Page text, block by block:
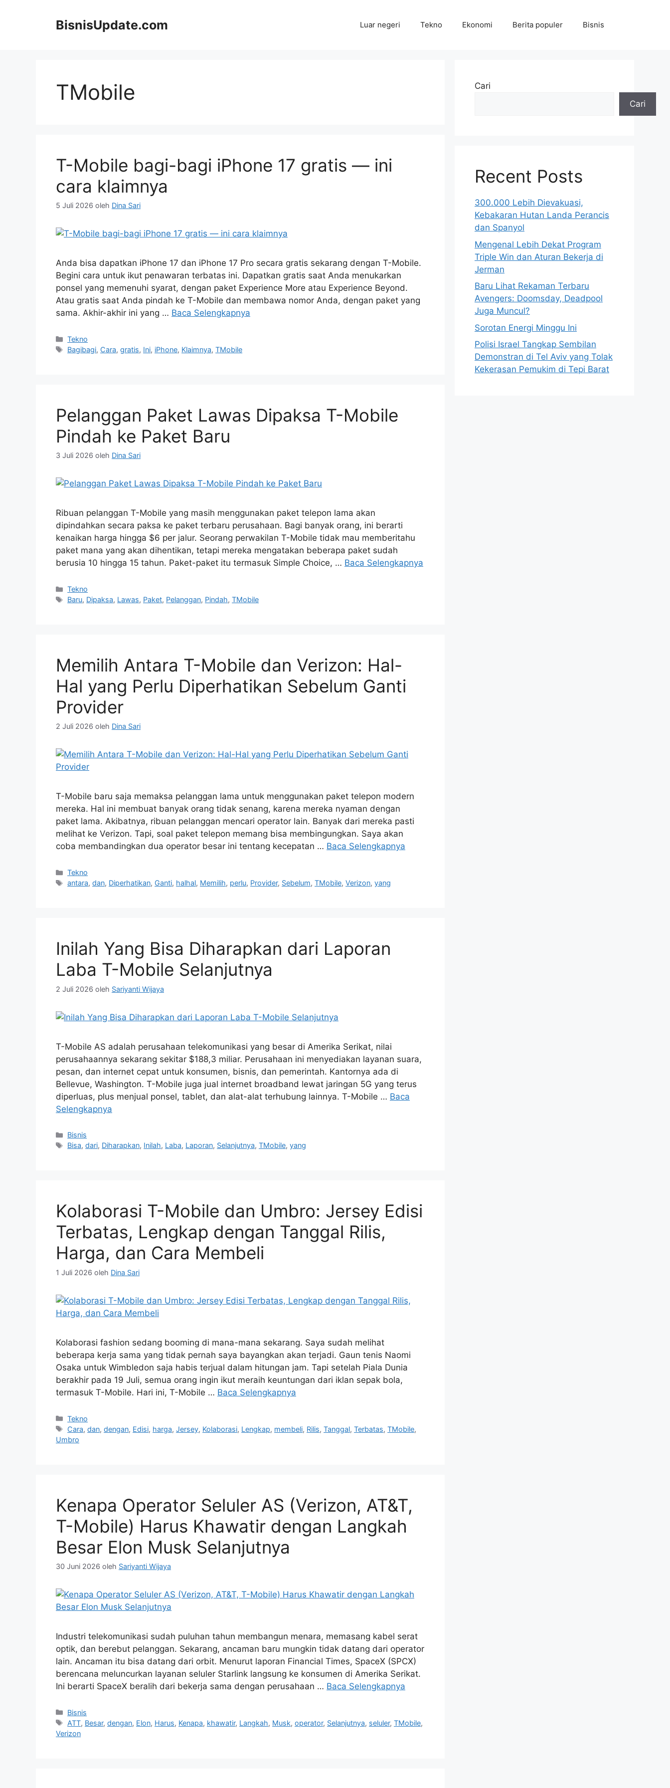
BisnisUpdate.com Luar negeri Tekno Ekonomi Berita populer Bisnis
TMobile
T-Mobile bagi-bagi iPhone 17 gratis — ini
cara klaimnya
5 Juli 2026 oleh Dina Sari
Anda bisa dapatkan iPhone 17 dan iPhone 17 Pro secara gratis sekarang dengan T-Mobile.
Begini cara untuk ikut penawaran terbatas ini. Dapatkan gratis saat Anda menukarkan
ponsel yang memenuhi syarat, dengan paket Experience More atau Experience Beyond.
Atau gratis saat Anda pindah ke T-Mobile dan membawa nomor Anda, dengan paket yang
sama. Akhir-akhir ini yang … Baca Selengkapnya
Kategori
Tekno
Tag
Bagibagi, Cara,gratis, Ini, iPhone, Klaimnya,TMobile
Pelanggan Paket Lawas Dipaksa T-Mobile
Pindah ke Paket Baru
3 Juli 2026 oleh Dina Sari
Ribuan pelanggan T-Mobile yang masih menggunakan paket telepon lama akan
dipindahkan secara paksa ke paket terbaru perusahaan. Bagi banyak orang, ini berarti
kenaikan harga hingga $6 per jalur. Seorang perwakilan T-Mobile tidak mau memberitahu
paket mana yang akan dihentikan, tetapi mereka mengatakan beberapa paket sudah
berusia 10 hingga 15 tahun. Paket-paket itu termasuk Simple Choice, … Baca Selengkapnya
Kategori
Tekno
Tag
Baru, Dipaksa, Lawas, Paket, Pelanggan, Pindah,TMobile
Memilih Antara T-Mobile dan Verizon: Hal-
Hal yang Perlu Diperhatikan Sebelum Ganti
Provider
2 Juli 2026 oleh Dina Sari
T-Mobile baru saja memaksa pelanggan lama untuk menggunakan paket telepon modern
mereka. Hal ini membuat banyak orang tidak senang, karena mereka nyaman dengan
paket lama. Akibatnya, ribuan pelanggan mencari operator lain. Banyak dari mereka pasti
melihat ke Verizon. Tapi, soal paket telepon memang bisa membingungkan. Saya akan
coba membandingkan dua operator besar ini tentang kecepatan … Baca Selengkapnya
Kategori
Tekno
Tag
antara,dan, Diperhatikan, Ganti, halhal, Memilih, perlu, Provider, Sebelum,TMobile,Verizon,yang
Inilah Yang Bisa Diharapkan dari Laporan
Laba T-Mobile Selanjutnya
2 Juli 2026 oleh Sariyanti Wijaya
T-Mobile AS adalah perusahaan telekomunikasi yang besar di Amerika Serikat, nilai
perusahaannya sekarang sekitar $188,3 miliar. Perusahaan ini menyediakan layanan suara,
pesan, dan internet cepat untuk konsumen, bisnis, dan pemerintah. Kantornya ada di
Bellevue, Washington. T-Mobile juga jual internet broadband lewat jaringan 5G yang terus
diperluas, plus menjual ponsel, tablet, dan alat-alat terhubung lainnya. T-Mobile … Baca
Selengkapnya
Kategori
Bisnis
Tag
Bisa,dari, Diharapkan, Inilah, Laba, Laporan, Selanjutnya,TMobile,yang
Kolaborasi T-Mobile dan Umbro: Jersey Edisi
Terbatas, Lengkap dengan Tanggal Rilis,
Harga, dan Cara Membeli
1 Juli 2026 oleh Dina Sari
Kolaborasi fashion sedang booming di mana-mana sekarang. Saya sudah melihat
beberapa kerja sama yang tidak pernah saya bayangkan akan terjadi. Gaun tenis Naomi
Osaka untuk Wimbledon saja habis terjual dalam hitungan jam. Tapi setelah Piala Dunia
berakhir pada 19 Juli, semua orang ingin ikut meraih keuntungan dari iklan sepak bola,
termasuk T-Mobile. Hari ini, T-Mobile … Baca Selengkapnya
Kategori
Tekno
Tag
Cara,dan,dengan, Edisi, harga,Jersey, Kolaborasi, Lengkap, membeli, Rilis,Tanggal,Terbatas,TMobile,
Umbro
Kenapa Operator Seluler AS (Verizon, AT&T,
T-Mobile) Harus Khawatir dengan Langkah
Besar Elon Musk Selanjutnya
30 Juni 2026 oleh Sariyanti Wijaya
Industri telekomunikasi sudah puluhan tahun membangun menara, memasang kabel serat
optik, dan berebut pelanggan. Sekarang, ancaman baru mungkin tidak datang dari operator
lain. Ancaman itu bisa datang dari orbit. Menurut laporan Financial Times, SpaceX (SPCX)
berencana meluncurkan layanan seluler Starlink langsung ke konsumen di Amerika Serikat.
Ini berarti SpaceX beralih dari bekerja sama dengan perusahaan … Baca Selengkapnya
Kategori
Bisnis
Tag
ATT, Besar,dengan, Elon, Harus, Kenapa, khawatir, Langkah, Musk,operator, Selanjutnya, seluler,TMobile,
Verizon
Cari
Cari
Recent Posts
300.000 Lebih Dievakuasi,
Kebakaran Hutan Landa Perancis
dan Spanyol
Mengenal Lebih Dekat Program
Triple Win dan Aturan Bekerja di
Jerman
Baru Lihat Rekaman Terbaru
Avengers: Doomsday, Deadpool
Juga Muncul?
Sorotan Energi Minggu Ini
Polisi Israel Tangkap Sembilan
Demonstran di Tel Aviv yang Tolak
Kekerasan Pemukim di Tepi Barat